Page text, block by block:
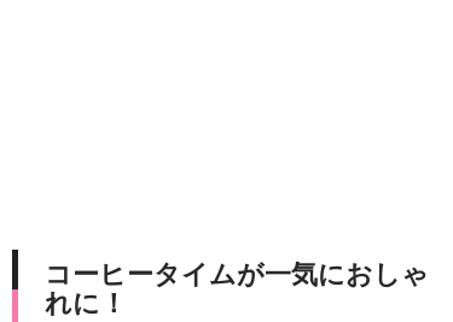
コーヒータイムが一気におしゃ
れに！